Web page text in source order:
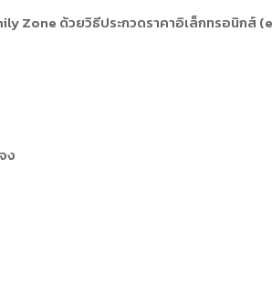
Zone ด้วยวิธีประกวดราคาอิเล็กทรอนิกส์
ง